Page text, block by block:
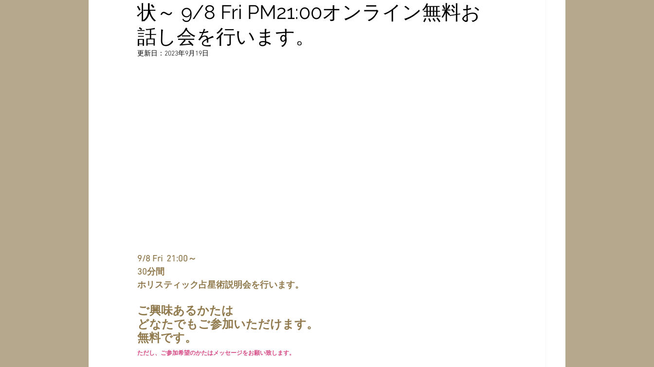
状～ 9/8 Fri PM21:00オンライン無料お
話し会を行います。
更新日： 2023年9月19日
9/8 Fri  21:00～
30分間
ホリスティック占星術説明会を行います。
ご興味あるかたは
どなたでもご参加いただけます。
無料です。
ただし、ご参加希望のかたはメッセージをお願い致します。